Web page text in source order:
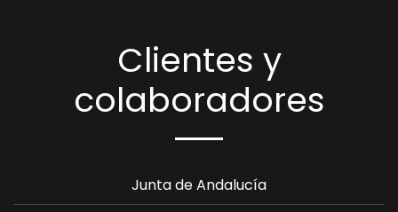
Clientes y
colaboradores
Junta de Andalucía